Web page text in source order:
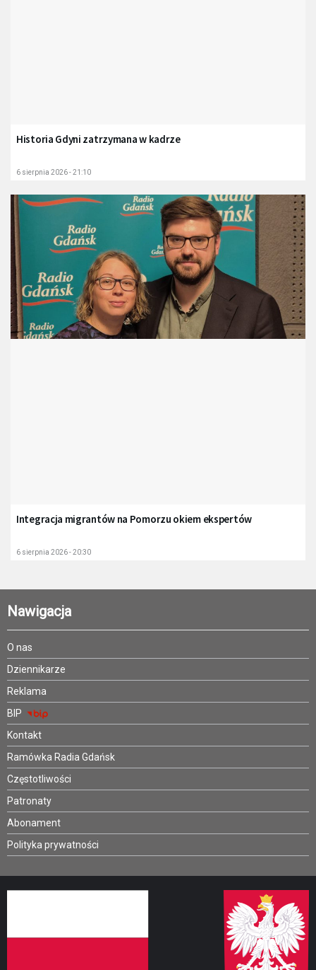
Historia Gdyni zatrzymana w kadrze
6 sierpnia 2026 - 21:10
Integracja migrantów na Pomorzu okiem ekspertów
6 sierpnia 2026 - 20:30
Nawigacja
O nas
Dziennikarze
Reklama
BIP
Kontakt
Ramówka Radia Gdańsk
Częstotliwości
Patronaty
Abonament
Polityka prywatności